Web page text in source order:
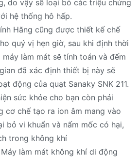
do vậy sẽ loại bỏ các triệu chứng
hệ thống hô hấp.
Hãng cũng được thiết kế chế
quý vị hẹn giờ, sau khi định thời
làm mát sẽ tính toán và đếm
đã xác định thiết bị này sẽ
động của quạt Sanaky SNK 211.
sức khỏe cho bạn còn phải
cơ chế tạo ra ion âm mang vào
bỏ vi khuẩn và nấm mốc có hại,
trong không khí
làm mát không khí di động